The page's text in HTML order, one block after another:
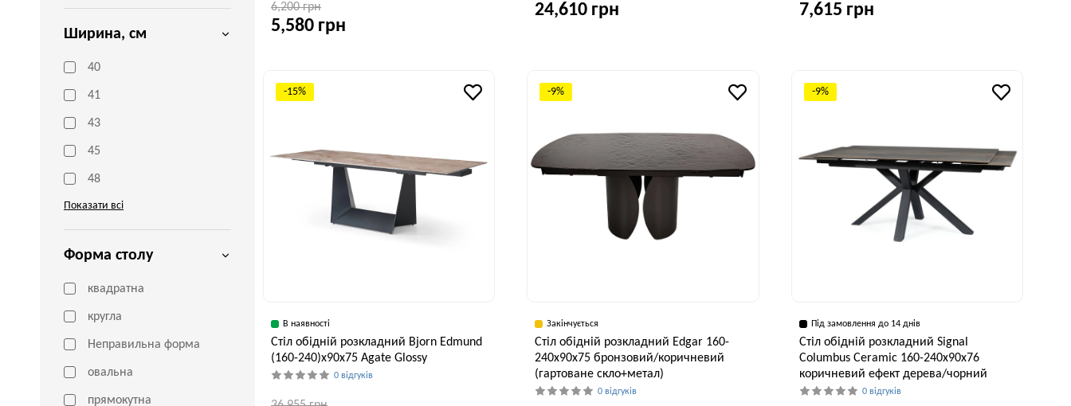
Ширина, см
40
41
43
45
48
Показати всі
Форма столу
квадратна
кругла
Неправильна форма
овальна
прямокутна
6,200 грн
5,580 грн
43 см 43,4 см
24,610 грн
90 см 76 см
7,615 грн
70 см 75 см
-15%
В наявності
Стіл обідній розкладний Bjorn Edmund
(160-240)х90х75 Agate Glossy
0 відгуків
-9%
Закінчується
Стіл обідній розкладний Edgar 160-
240x90x75 бронзовий/коричневий
(гартоване скло+метал)
0 відгуків
-9%
Під замовлення до 14 днів
Стіл обідній розкладний Signal
Columbus Ceramic 160-240x90x76
коричневий ефект дерева/чорний
0 відгуків